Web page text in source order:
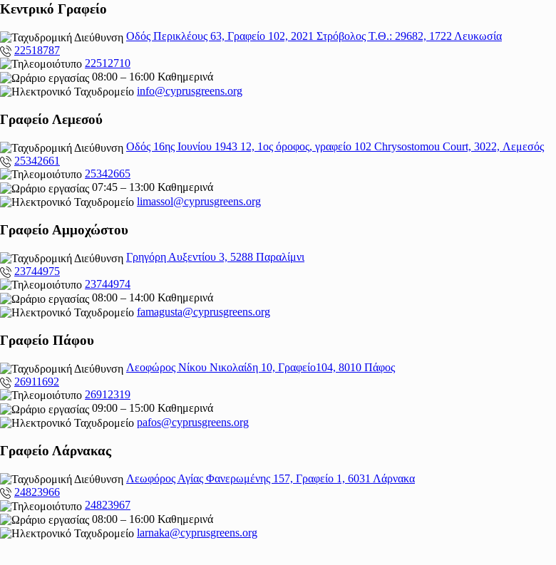
Κεντρικό Γραφείο
Οδός Περικλέους 63, Γραφείο 102, 2021 Στρόβολος Τ.Θ.: 29682, 1722 Λευκωσία
22518787
22512710
08:00 – 16:00 Καθημερινά
info@cyprusgreens.org
Γραφείο Λεμεσού
Οδός 16ης Ιουνίου 1943 12, 1ος όροφος, γραφείο 102 Chrysostomou Court, 3022, Λεμεσός
25342661
25342665
07:45 – 13:00 Καθημερινά
limassol@cyprusgreens.org
Γραφείο Αμμοχώστου
Γρηγόρη Αυξεντίου 3, 5288 Παραλίμνι
23744975
23744974
08:00 – 14:00 Καθημερινά
famagusta@cyprusgreens.org
Γραφείο Πάφου
Λεοφώρος Νίκου Νικολαίδη 10, Γραφείο104, 8010 Πάφος
26911692
26912319
09:00 – 15:00 Καθημερινά
pafos@cyprusgreens.org
Γραφείο Λάρνακας
Λεωφόρος Αγίας Φανερωμένης 157, Γραφείο 1, 6031 Λάρνακα
24823966
24823967
08:00 – 16:00 Καθημερινά
larnaka@cyprusgreens.org